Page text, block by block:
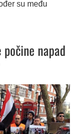
su među
napad